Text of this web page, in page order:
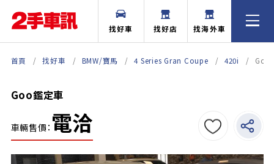
找好車 找好店 找海外車
首頁 找好車 BMW/寶馬 4 Series Gran Coupe 420i Goo
Goo鑑定車
車輛售價： 電洽